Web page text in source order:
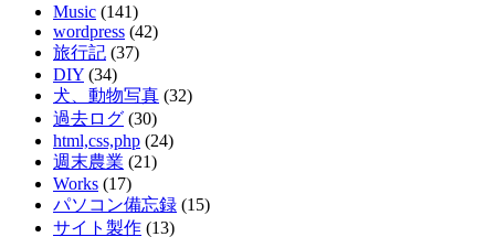
Music (141)
wordpress (42)
旅行記 (37)
DIY (34)
犬、動物写真 (32)
過去ログ (30)
html,css,php (24)
週末農業 (21)
Works (17)
パソコン備忘録 (15)
サイト製作 (13)